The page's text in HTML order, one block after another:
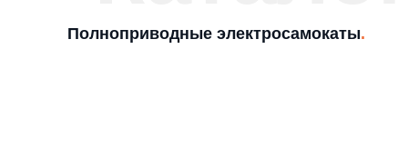
Полноприводные электросамокаты.